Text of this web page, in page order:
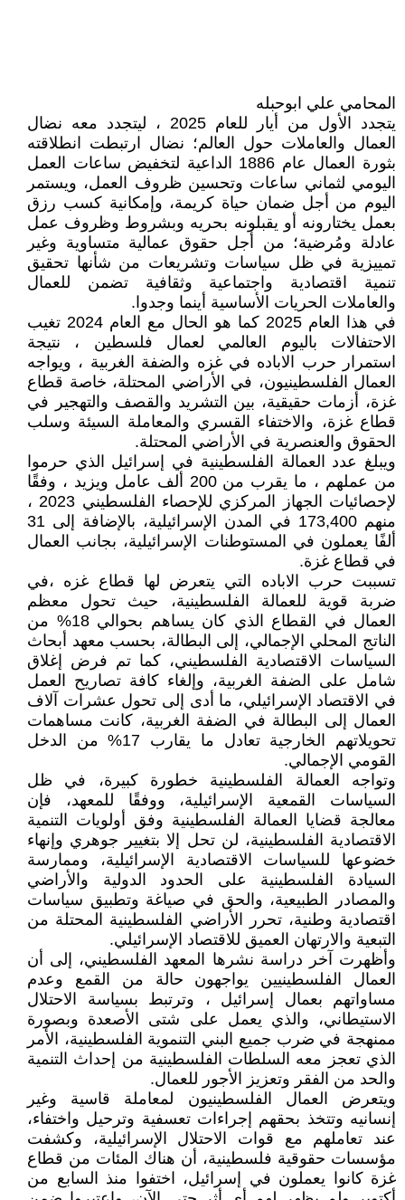
المحامي علي ابوحبله
يتجدد الأول من أيار للعام 2025 ، ليتجدد معه نضال
العمال والعاملات حول العالم؛ نضال ارتبطت انطلاقته
بثورة العمال عام 1886 الداعية لتخفيض ساعات العمل
اليومي لثماني ساعات وتحسين ظروف العمل، ويستمر
اليوم من أجل ضمان حياة كريمة، وإمكانية كسب رزق
بعمل يختارونه أو يقبلونه بحريه وبشروط وظروف عمل
عادلة ومُرضية؛ من أجل حقوق عمالية متساوية وغير
تمييزية في ظل سياسات وتشريعات من شأنها تحقيق
تنمية اقتصادية واجتماعية وثقافية تضمن للعمال
والعاملات الحريات الأساسية أينما وجدوا.
في هذا العام 2025 كما هو الحال مع العام 2024 تغيب
الاحتفالات باليوم العالمي لعمال فلسطين ، نتيجة
استمرار حرب الاباده في غزه والضفة الغربية ، ويواجه
العمال الفلسطينيون، في الأراضي المحتلة، خاصة قطاع
غزة، أزمات حقيقية، بين التشريد والقصف والتهجير في
قطاع غزة، والاختفاء القسري والمعاملة السيئة وسلب
الحقوق والعنصرية في الأراضي المحتلة.
ويبلغ عدد العمالة الفلسطينية في إسرائيل الذي حرموا
من عملهم ، ما يقرب من 200 ألف عامل ويزيد ، وفقًا
لإحصائيات الجهاز المركزي للإحصاء الفلسطيني 2023 ،
منهم 173,400 في المدن الإسرائيلية، بالإضافة إلى 31
ألفًا يعملون في المستوطنات الإسرائيلية، بجانب العمال
في قطاع غزة.
تسببت حرب الاباده التي يتعرض لها قطاع غزه ،في
ضربة قوية للعمالة الفلسطينية، حيث تحول معظم
العمال في القطاع الذي كان يساهم بحوالي 18% من
الناتج المحلي الإجمالي، إلى البطالة، بحسب معهد أبحاث
السياسات الاقتصادية الفلسطيني، كما تم فرض إغلاق
شامل على الضفة الغربية، وإلغاء كافة تصاريح العمل
في الاقتصاد الإسرائيلي، ما أدى إلى تحول عشرات آلاف
العمال إلى البطالة في الضفة الغربية، كانت مساهمات
تحويلاتهم الخارجية تعادل ما يقارب 17% من الدخل
القومي الإجمالي.
وتواجه العمالة الفلسطينية خطورة كبيرة، في ظل
السياسات القمعية الإسرائيلية، ووفقًا للمعهد، فإن
معالجة قضايا العمالة الفلسطينية وفق أولويات التنمية
الاقتصادية الفلسطينية، لن تحل إلا بتغيير جوهري وإنهاء
خضوعها للسياسات الاقتصادية الإسرائيلية، وممارسة
السيادة الفلسطينية على الحدود الدولية والأراضي
والمصادر الطبيعية، والحق في صياغة وتطبيق سياسات
اقتصادية وطنية، تحرر الأراضي الفلسطينية المحتلة من
التبعية والارتهان العميق للاقتصاد الإسرائيلي.
وأظهرت آخر دراسة نشرها المعهد الفلسطيني، إلى أن
العمال الفلسطينيين يواجهون حالة من القمع وعدم
مساواتهم بعمال إسرائيل ، وترتبط بسياسة الاحتلال
الاستيطاني، والذي يعمل على شتى الأصعدة وبصورة
ممنهجة في ضرب جميع البني التنموية الفلسطينية، الأمر
الذي تعجز معه السلطات الفلسطينية من إحداث التنمية
والحد من الفقر وتعزيز الأجور للعمال.
ويتعرض العمال الفلسطينيون لمعاملة قاسية وغير
إنسانيه وتتخذ بحقهم إجراءات تعسفية وترحيل واختفاء،
عند تعاملهم مع قوات الاحتلال الإسرائيلية، وكشفت
مؤسسات حقوقية فلسطينية، أن هناك المئات من قطاع
غزة كانوا يعملون في إسرائيل، اختفوا منذ السابع من